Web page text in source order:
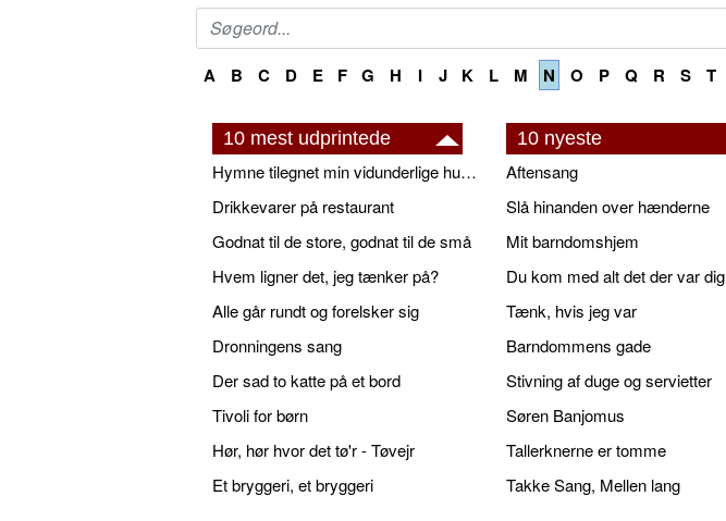
A B C D E F G H I J K L M N O P Q R S T
10 mest udprintede
Hymne tilegnet min vidunderlige husbond
Drikkevarer på restaurant
Godnat til de store, godnat til de små
Hvem ligner det, jeg tænker på?
Alle går rundt og forelsker sig
Dronningens sang
Der sad to katte på et bord
Tivoli for børn
Hør, hør hvor det tø'r - Tøvejr
Et bryggeri, et bryggeri
10 nyeste
Aftensang
Slå hinanden over hænderne
Mit barndomshjem
Du kom med alt det der var dig
Tænk, hvis jeg var
Barndommens gade
Stivning af duge og servietter
Søren Banjomus
Tallerknerne er tomme
Takke Sang, Mellen lang